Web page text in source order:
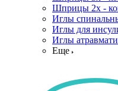
Шприцы 2х -
Иглы
Иглы для
Иглы
Еще